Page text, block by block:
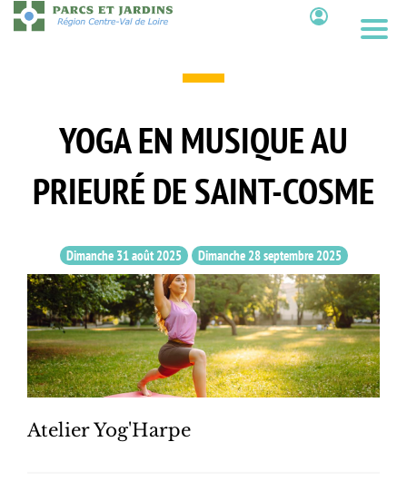
Aller
au
YOGA EN MUSIQUE AU
PRIEURÉ DE SAINT-COSME
Dimanche 31 août 2025 Dimanche 28 septembre 2025
Atelier Yog'Harpe